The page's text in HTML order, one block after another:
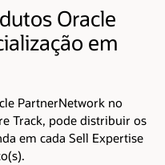
Oracle
em
PartnerNetwork no
Track, pode distribuir os
em cada Sell Expertise